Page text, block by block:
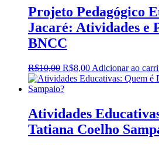
Projeto Pedagógico
Jacaré: Atividades e
BNCC
R$10,00 O
preço
original
R$10,00.
R$8,00O
preço
R$8,00.
Adicionar ao
Atividades
Tatiana Coelho